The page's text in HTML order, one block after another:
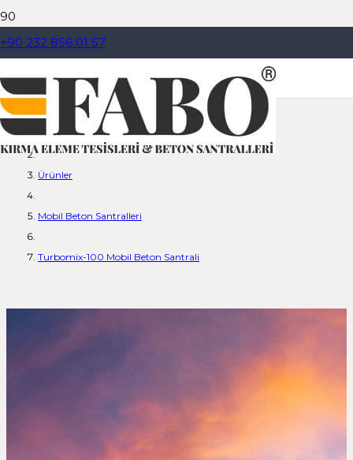
+90 232 856 01 57
Dil Seçiniz
Turbomix-100 Mobil Beton
Santrali
Anasayfa
Ürünler
Mobil Beton Santralleri
Turbomix-100 Mobil Beton Santrali